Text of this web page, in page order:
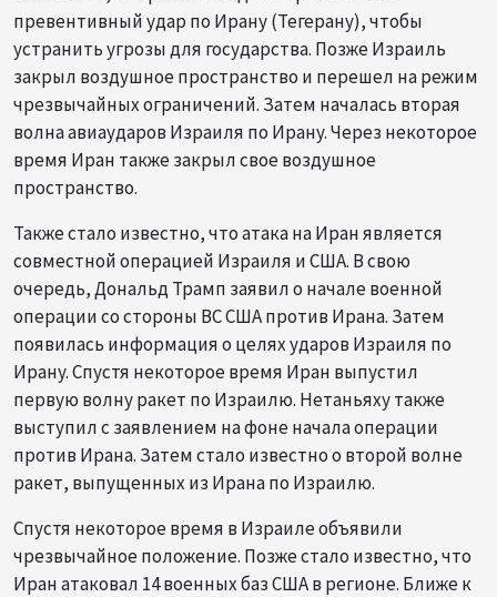
превентивный удар по Ирану (Тегерану), чтобы
устранить угрозы для государства. Позже Израиль
закрыл воздушное пространство и перешел на режим
чрезвычайных ограничений. Затем началась вторая
волна авиаударов Израиля по Ирану. Через некоторое
время Иран также закрыл свое воздушное
пространство.
Также стало известно, что атака на Иран является
совместной операцией Израиля и США. В свою
очередь, Дональд Трамп заявил о начале военной
операции со стороны ВС США против Ирана. Затем
появилась информация о целях ударов Израиля по
Ирану. Спустя некоторое время Иран выпустил
первую волну ракет по Израилю. Нетаньяху также
выступил с заявлением на фоне начала операции
против Ирана. Затем стало известно о второй волне
ракет, выпущенных из Ирана по Израилю.
Спустя некоторое время в Израиле объявили
чрезвычайное положение. Позже стало известно, что
Иран атаковал 14 военных баз США в регионе. Ближе к